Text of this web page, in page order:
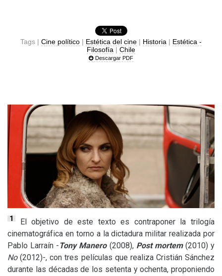
Tags | Cine político | Estética del cine | Historia | Estética -
Filosofía | Chile
Descargar PDF
1
El objetivo de este texto es contraponer la trilogía
cinematográfica en torno a la dictadura militar realizada por
Pablo Larraín - Tony Manero(2008), Post mortem(2010) y
No(2012)-, con tres películas que realiza Cristián Sánchez
durante las décadas de los setenta y ochenta, proponiendo